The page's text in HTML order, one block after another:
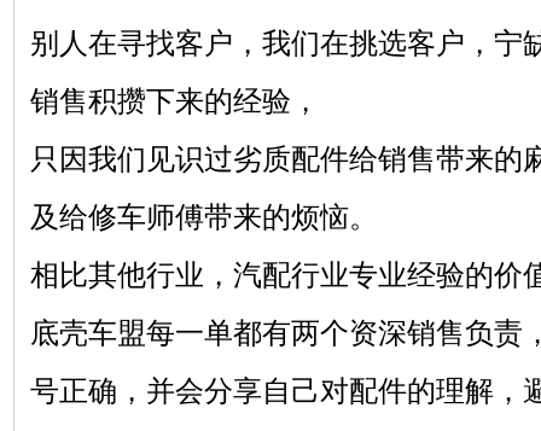
别人在寻找客户，我们在挑选客户，宁
销售积攒下来的经验，
只因我们见识过劣质配件给销售带来的
及给修车师傅带来的烦恼。
相比其他行业，汽配行业专业经验的价
底壳车盟每一单都有两个资深销售负责
号正确，并会分享自己对配件的理解，